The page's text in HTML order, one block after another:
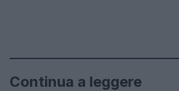
Continua a leggere